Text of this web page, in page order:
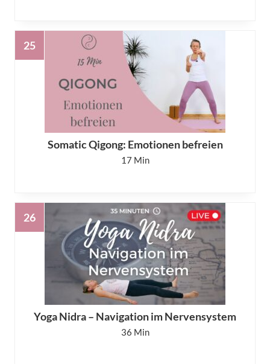
Somatic Qigong: Emotionen befreien
17
Yoga Nidra – Navigation im Nervensystem
36